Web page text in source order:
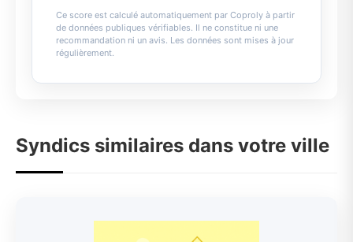
Ce score est calculé automatiquement par Coproly à partir
de données publiques vérifiables. Il ne constitue ni une
recommandation ni un avis. Les données sont mises à jour
régulièrement.
Syndics similaires dans votre ville